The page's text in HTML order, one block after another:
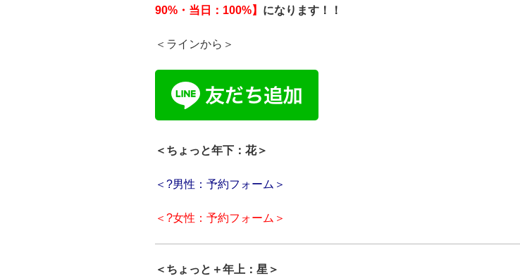
90%・当日：100%】 になります！！
＜ラインから＞
＜ちょっと年下：花＞
＜?男性：予約フォーム＞
＜?女性：予約フォーム＞
＜ちょっと＋年上：星＞